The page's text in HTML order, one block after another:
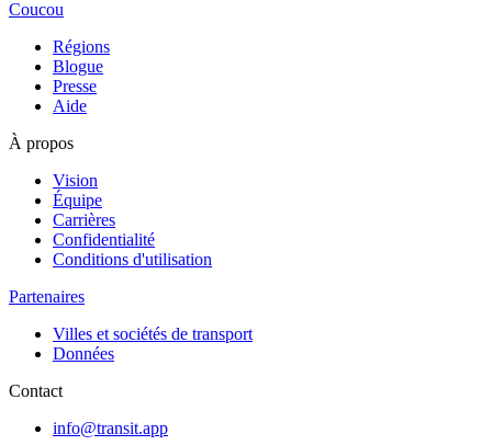
Coucou
Régions
Blogue
Presse
Aide
À propos
Vision
Équipe
Carrières
Confidentialité
Conditions d'utilisation
Partenaires
Villes et sociétés de transport
Données
Contact
info@transit.app